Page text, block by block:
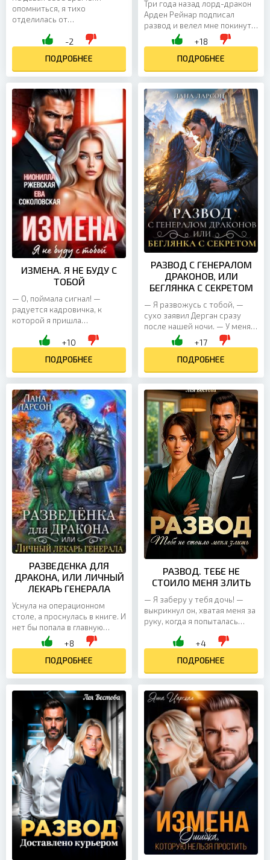
опомниться, я тихо
отделилась от
Быстрым шагом вернулась в
Остановилась перед
портретом...
-2
ПОДРОБНЕЕ
Три года назад лорд-дракон
Арден Рейнар подписал
развод и велел мне покинуть
его замок до рассвета. Он
поверил чужой лжи, отнял
мое имя, мой дом и...
+18
ПОДРОБНЕЕ
ИЗМЕНА. Я НЕ БУДУ С
ТОБОЙ
— О, поймала сигнал! —
радуется кадровичка, к
которой я пришла
отпуск. — Правда, почему-то
+10
ПОДРОБНЕЕ
РАЗВОД С ГЕНЕРАЛОМ
ДРАКОНОВ, ИЛИ
БЕГЛЯНКА С СЕКРЕТОМ
— Я развожусь с тобой, —
сухо заявил Дерган сразу
после нашей ночи. — У меня
будет ребёнок. И он должен
родиться в законном браке,
дабы я мог дать...
+17
ПОДРОБНЕЕ
РАЗВЕДЕНКА ДЛЯ
ДРАКОНА, ИЛИ ЛИЧНЫЙ
ЛЕКАРЬ ГЕНЕРАЛА
Уснула на операционном
столе, а проснулась в книге. И
нет бы попала в главную
героиню, в объятия к
красавцу дракону… Фигушки!
Мне досталась...
+8
ПОДРОБНЕЕ
РАЗВОД. ТЕБЕ НЕ
СТОИЛО МЕНЯ ЗЛИТЬ
— Я заберу у тебя дочь! —
выкрикнул он, хватая меня за
руку, когда я попыталась
больно впились в кожу,
+4
ПОДРОБНЕЕ